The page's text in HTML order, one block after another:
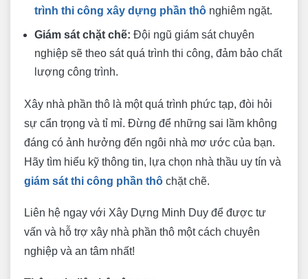
trình thi công xây dựng phần thô nghiêm ngặt.
Giám sát chặt chẽ: Đội ngũ giám sát chuyên
nghiệp sẽ theo sát quá trình thi công, đảm bảo chất
lượng công trình.
Xây nhà phần thô là một quá trình phức tạp, đòi hỏi
sự cẩn trọng và tỉ mỉ. Đừng để những sai lầm không
đáng có ảnh hưởng đến ngôi nhà mơ ước của bạn.
Hãy tìm hiểu kỹ thông tin, lựa chọn nhà thầu uy tín và
giám sát thi công phần thô chặt chẽ.
Liên hệ ngay với Xây Dựng Minh Duy để được tư
vấn và hỗ trợ xây nhà phần thô một cách chuyên
nghiệp và an tâm nhất!